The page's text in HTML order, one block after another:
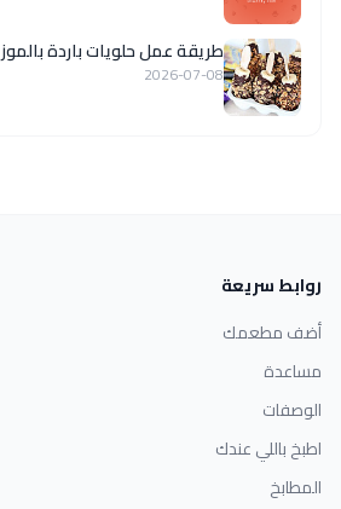
طريقة عمل حلويات باردة بالموز
2026-07-08
روابط سريعة
أضف مطعمك
مساعدة
الوصفات
اطبخ باللي عندك
المطابخ